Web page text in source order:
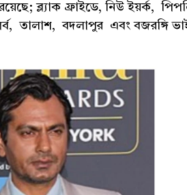
ব্ল্যাক ফ্রাইডে, নিউ ইয়র্ক,
তালাশ, বদলাপুর এবং বজরঙ্গি